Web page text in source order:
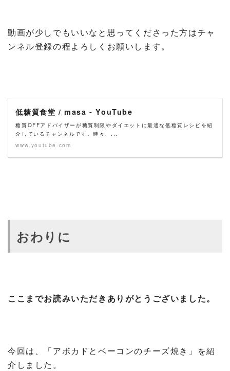
動画が少しでもいいなと思ってくださった方はチャ
ンネル登録の程よろしくお願いします。
低糖質食堂 / masa - YouTube
糖質OFFアドバイザーが糖質制限やダイエットに最適な低糖質レシピを紹
介しているチャンネルです。時々、...
www.youtube.com
おわりに
ここまでお読みいただきありがとうございました。
今回は、「アボカドとベーコンのチーズ焼き」を紹
介しました。